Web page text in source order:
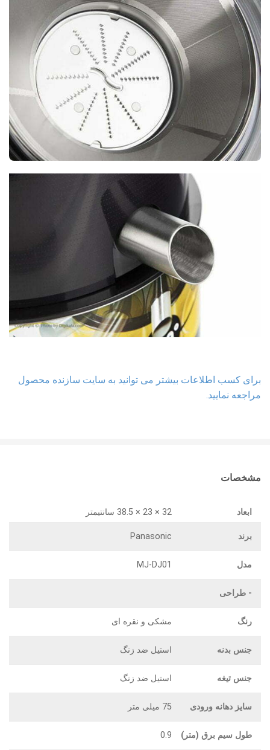
برای کسب اطلاعات بیشتر می توانید به سایت سازنده محصول
مراجعه نمایید.
مشخصات
ابعاد 32 × 23 × 38.5 سانتیمتر
برند Panasonic
مدل MJ-DJ01
- طراحی‌
رنگ مشکی و نقره ای
جنس بدنه استیل ضد زنگ
جنس تیغه استیل ضد زنگ
سایز دهانه ورودی 75 میلی متر
طول سیم برق (متر) 0.9